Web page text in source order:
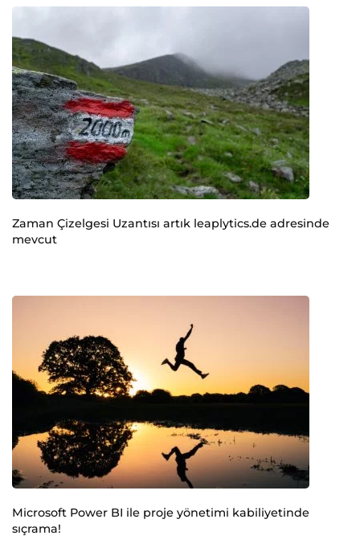
Zaman Çizelgesi Uzantısı artık leaplytics.de adresinde
mevcut
Microsoft Power BI ile proje yönetimi kabiliyetinde
sıçrama!